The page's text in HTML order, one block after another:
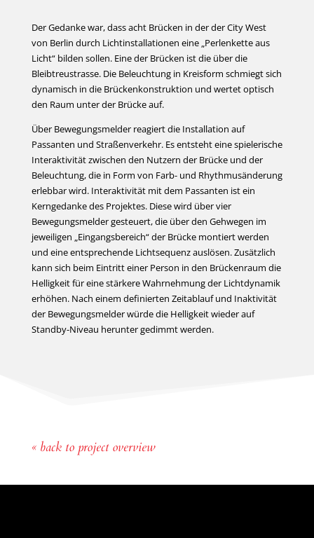
Der Gedanke war, dass acht Brücken in der der City West
von Berlin durch Lichtinstallationen eine „Perlenkette aus
Licht“ bilden sollen. Eine der Brücken ist die über die
Bleibtreustrasse. Die Beleuchtung in Kreisform schmiegt sich
dynamisch in die Brückenkonstruktion und wertet optisch
den Raum unter der Brücke auf.
Über Bewegungsmelder reagiert die Installation auf
Passanten und Straßenverkehr. Es entsteht eine spielerische
Interaktivität zwischen den Nutzern der Brücke und der
Beleuchtung, die in Form von Farb- und Rhythmusänderung
erlebbar wird. Interaktivität mit dem Passanten ist ein
Kerngedanke des Projektes. Diese wird über vier
Bewegungsmelder gesteuert, die über den Gehwegen im
jeweiligen „Eingangsbereich“ der Brücke montiert werden
und eine entsprechende Lichtsequenz auslösen. Zusätzlich
kann sich beim Eintritt einer Person in den Brückenraum die
Helligkeit für eine stärkere Wahrnehmung der Lichtdynamik
erhöhen. Nach einem definierten Zeitablauf und Inaktivität
der Bewegungsmelder würde die Helligkeit wieder auf
Standby-Niveau herunter gedimmt werden.
« back to project overview